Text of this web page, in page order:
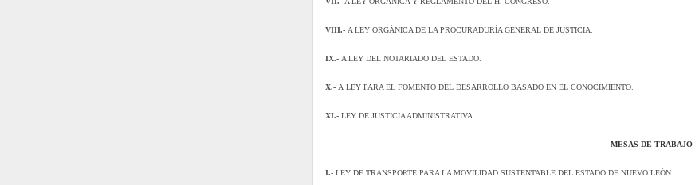
VIII.- A LEY ORGÁNICA DE LA PROCURADURÍA GENERAL DE JUSTICIA.
IX.- A LEY DEL NOTARIADO DEL ESTADO.
X.- A LEY PARA EL FOMENTO DEL DESARROLLO BASADO EN EL CONOCIMIENTO.
XI.- LEY DE JUSTICIA ADMINISTRATIVA.
MESAS DE TRABAJO
I.- LEY DE TRANSPORTE PARA LA MOVILIDAD SUSTENTABLE DEL ESTADO DE NUEVO LEÓN.